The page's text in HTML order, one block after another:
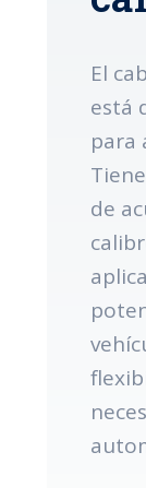
El
está
para
de